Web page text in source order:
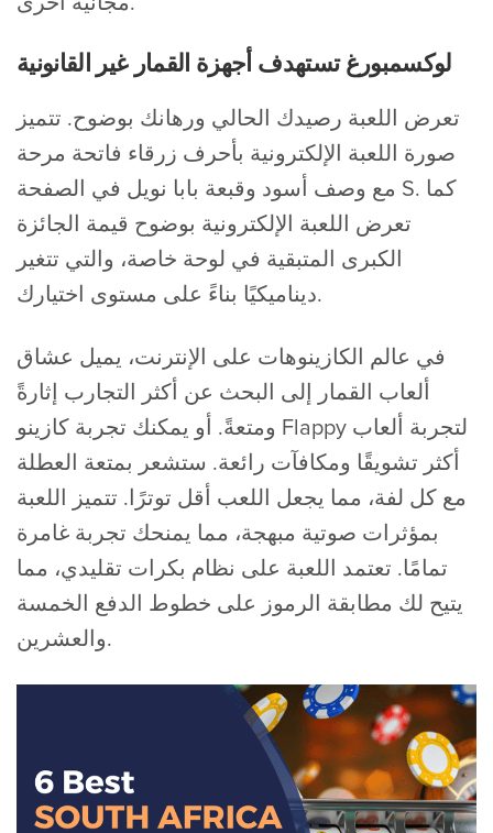
لوكسمبورغ تستهدف أجهزة القمار غير القانونية
تعرض اللعبة رصيدك الحالي ورهانك بوضوح. تتميز
صورة اللعبة الإلكترونية بأحرف زرقاء فاتحة مرحة
مع وصف أسود وقبعة بابا نويل في الصفحة S. كما
تعرض اللعبة الإلكترونية بوضوح قيمة الجائزة
الكبرى المتبقية في لوحة خاصة، والتي تتغير
ديناميكيًا بناءً على مستوى اختيارك.
في عالم الكازينوهات على الإنترنت، يميل عشاق
ألعاب القمار إلى البحث عن أكثر التجارب إثارةً
ومتعةً. أو يمكنك تجربة كازينو Flappy لتجربة ألعاب
أكثر تشويقًا ومكافآت رائعة. ستشعر بمتعة العطلة
مع كل لفة، مما يجعل اللعب أقل توترًا. تتميز اللعبة
بمؤثرات صوتية مبهجة، مما يمنحك تجربة غامرة
تمامًا. تعتمد اللعبة على نظام بكرات تقليدي، مما
يتيح لك مطابقة الرموز على خطوط الدفع الخمسة
والعشرين.